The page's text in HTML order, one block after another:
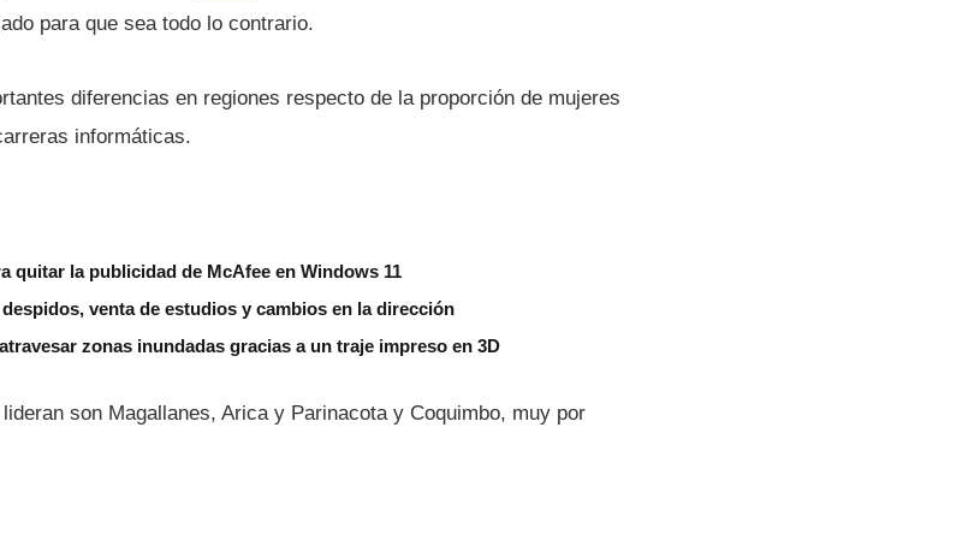
para que sea todo lo contrario.
diferencias en regiones respecto de la proporción de mujeres
informáticas.
quitar la publicidad de McAfee en Windows 11
venta de estudios y cambios en la dirección
zonas inundadas gracias a un traje impreso en 3D
son Magallanes, Arica y Parinacota y Coquimbo, muy por